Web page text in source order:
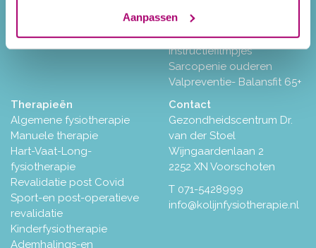
AanpassenFysio-fitness
Kinderen met overgewicht
Instructiefilmpjes
Sarcopenie ouderen
Valpreventie- Balansfit 65+
Therapieën
Algemene fysiotherapie
Manuele therapie
Hart-Vaat-Long-
fysiotherapie
Revalidatie post Covid
Sport-en post-operatieve
revalidatie
Kinderfysiotherapie
Ademhalings-en
Contact
Gezondheidscentrum Dr.
van der Stoel
Wijngaardenlaan 2
2252 XN Voorschoten
T 071-5428999
info@kolijnfysiotherapie.nl